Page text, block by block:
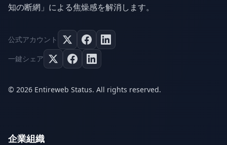
知の断網」による焦燥感を解消します。
公式アカウント
一鍵シェア
© 2026 Entireweb Status. All rights reserved.
企業組織